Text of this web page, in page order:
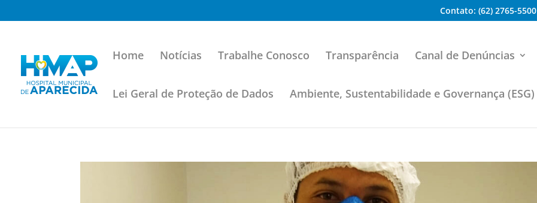
Contato: (62) 2765-5500
Home Notícias Trabalhe Conosco Transparência Canal de Denúncias
Lei Geral de Proteção de Dados Ambiente, Sustentabilidade e Governança (ESG)